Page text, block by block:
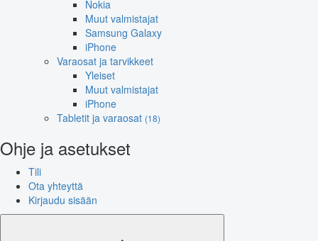
Nokia
Muut valmistajat
Samsung Galaxy
iPhone
Varaosat ja tarvikkeet
Yleiset
Muut valmistajat
iPhone
Tabletit ja varaosat (18)
Ohje ja asetukset
Tili
Ota yhteyttä
Kirjaudu sisään